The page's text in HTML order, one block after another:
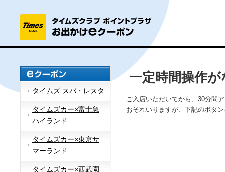
タイムズ スパ・レスタ
タイムズカー×富士急
ハイランド
タイムズカー×東京サ
マーランド
タイムズカー×西武園
一定時間操作
ご入店いただいてから、30分間
おそれいりますが、下記のボタ